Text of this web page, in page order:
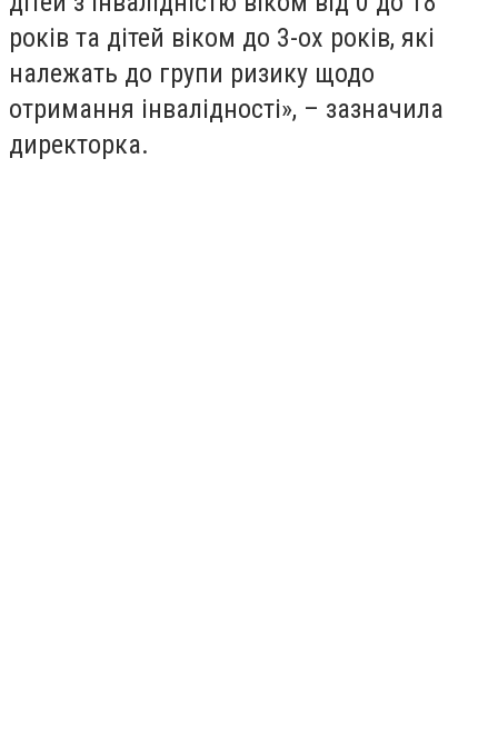
років та дітей віком до 3-ох років, які
належать до групи ризику щодо
отримання інвалідності», – зазначила
директорка.